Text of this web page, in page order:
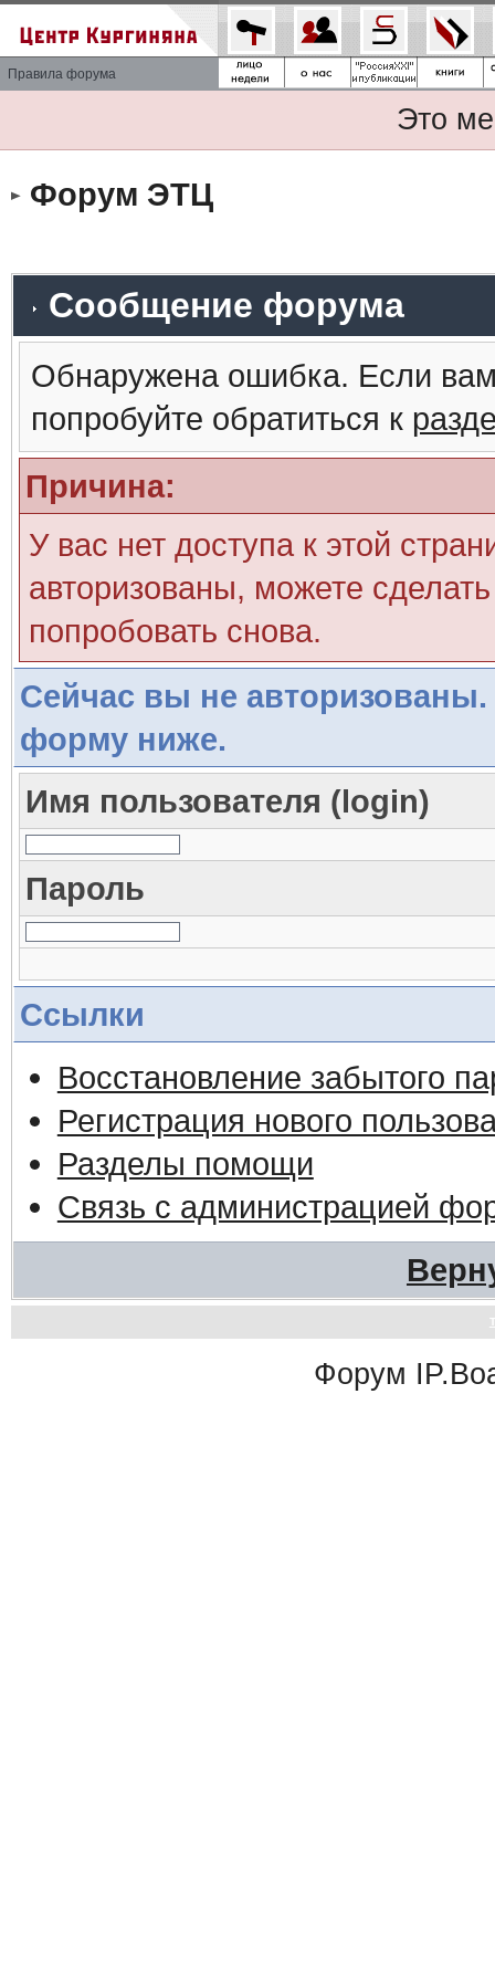
Правила форума
Это
Форум ЭТЦ
Сообщение форума
Обнаружена ошибка. Если
попробуйте обратиться к
Причина:
У вас нет доступа к этой
авторизованы, можете
попробовать снова.
Сейчас вы не авторизованы.
форму ниже.
Имя пользователя (login)
Пароль
Ссылки
Восстановление забытого
Регистрация нового
Разделы помощи
Связь с администрацией
Форум